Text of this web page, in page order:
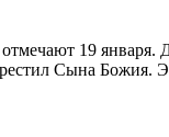
19
Сына Божия.